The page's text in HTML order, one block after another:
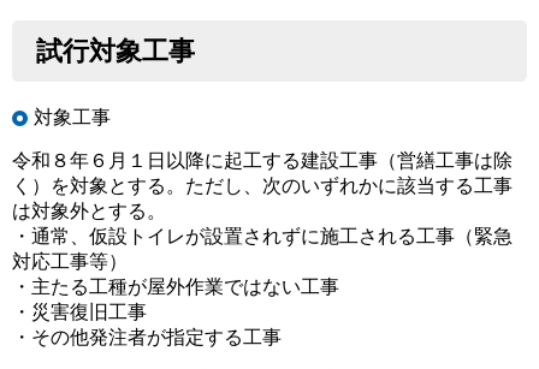
試行対象工事
対象工事
令和８年６月１日以降に起工する建設工事（営繕工事は除
く）を対象とする。ただし、次のいずれかに該当する工事
は対象外とする。
・通常、仮設トイレが設置されずに施工される工事（緊急
対応工事等）
・主たる工種が屋外作業ではない工事
・災害復旧工事
・その他発注者が指定する工事